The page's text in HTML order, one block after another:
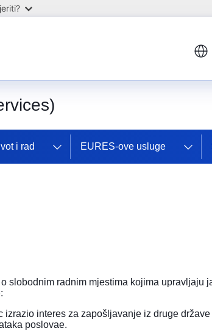
i rad EURES-ove usluge
slobodnim radnim mjestima kojima
interes za zapošljavanje iz druge države
poslovae.